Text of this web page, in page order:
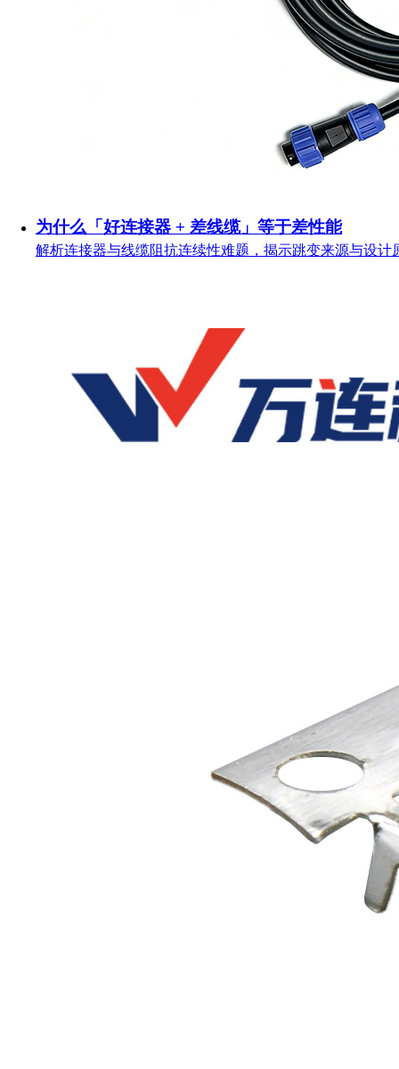
为什么「好连接器 + 差线缆」等于差性能
解析连接器与线缆阻抗连续性难题，揭示跳变来源与设计